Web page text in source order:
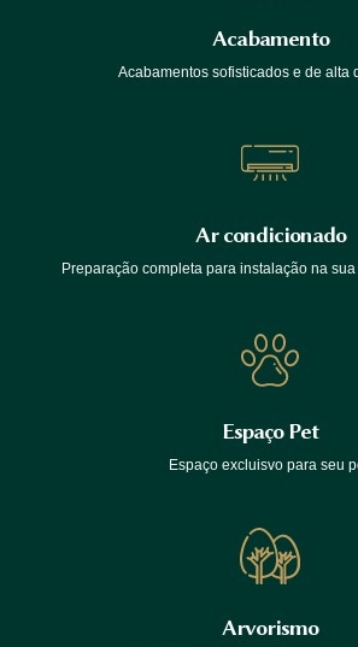
Acabamento
Acabamentos sofisticados e de alta
Ar condicionado
Preparação completa para instalação na
Espaço Pet
Espaço excluisvo para seu
Arvorismo